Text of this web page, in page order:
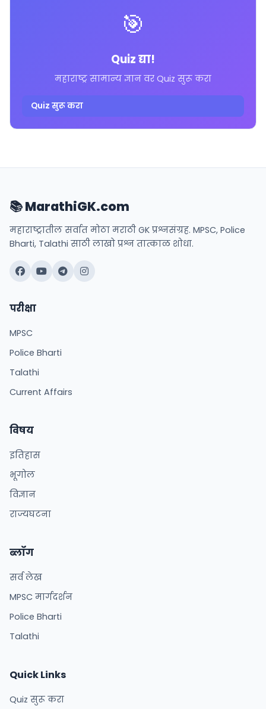
🎯
Quiz द्या!
महाराष्ट्र सामान्य ज्ञान वर Quiz सुरू करा
Quiz सुरू करा
📚 MarathiGK.com
महाराष्ट्रातील सर्वात मोठा मराठी GK प्रश्नसंग्रह. MPSC, Police
Bharti, Talathi साठी लाखो प्रश्न तात्काळ शोधा.
परीक्षा
MPSC
Police Bharti
Talathi
Current Affairs
विषय
इतिहास
भूगोल
विज्ञान
राज्यघटना
ब्लॉग
सर्व लेख
MPSC मार्गदर्शन
Police Bharti
Talathi
Quick Links
Quiz सुरू करा